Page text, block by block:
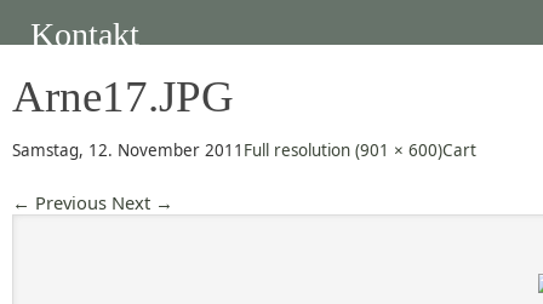
Kontakt
Arne17.JPG
Samstag, 12. November 2011 Full resolution (901 × 600)Cart
← Previous Next →